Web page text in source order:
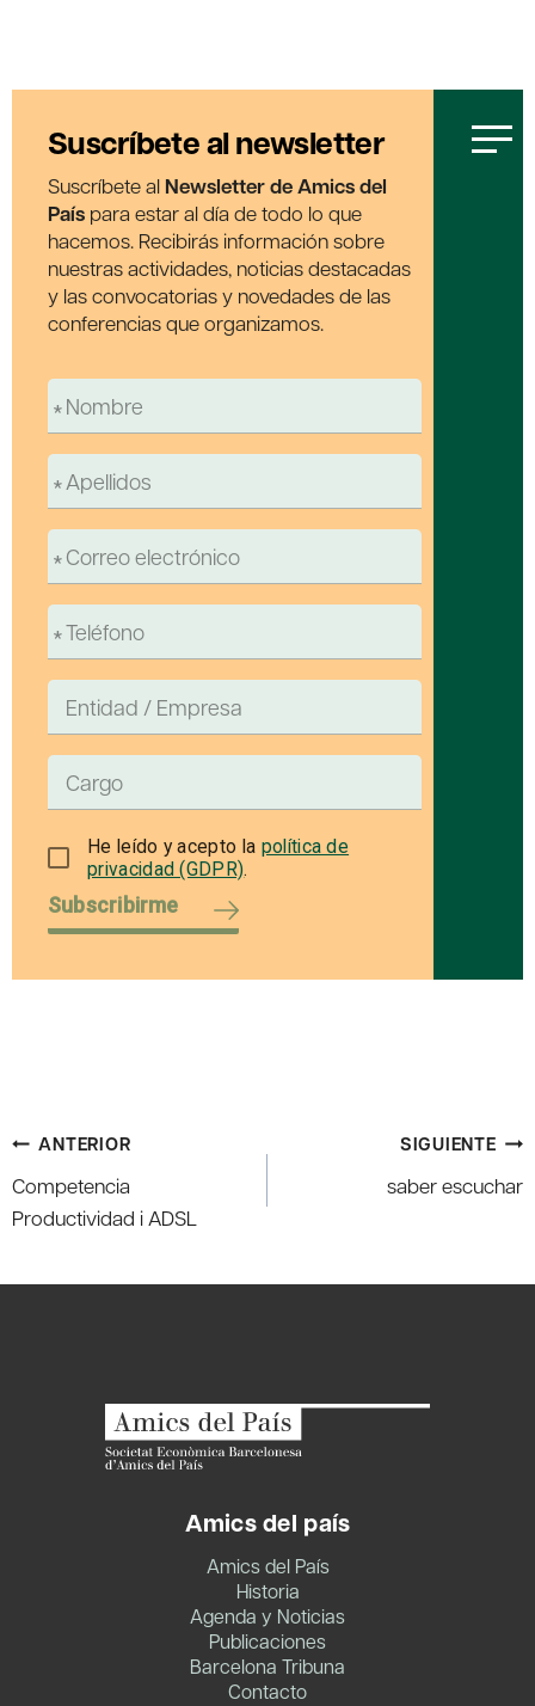
Suscríbete al newsletter
Suscríbete al Newsletter de Amics del
País para estar al día de todo lo que
hacemos. Recibirás información sobre
nuestras actividades, noticias destacadas
y las convocatorias y novedades de las
conferencias que organizamos.
He leído y acepto la política de
privacidad (GDPR).
Subscribirme
Navegación
de
entradas
ANTERIOR
Competencia
Productividad i ADSL
SIGUIENTE
saber escuchar
Amics del país
Amics del País
Historia
Agenda y Noticias
Publicaciones
Barcelona Tribuna
Contacto